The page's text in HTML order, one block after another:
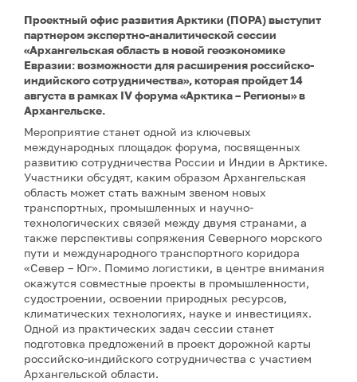
Проектный офис развития Арктики (ПОРА) выступит
партнером экспертно-аналитической сессии
«Архангельская область в новой геоэкономике
Евразии: возможности для расширения российско-
индийского сотрудничества», которая пройдет 14
августа в рамках IV форума «Арктика – Регионы» в
Архангельске.
Мероприятие станет одной из ключевых
международных площадок форума, посвященных
развитию сотрудничества России и Индии в Арктике.
Участники обсудят, каким образом Архангельская
область может стать важным звеном новых
транспортных, промышленных и научно-
технологических связей между двумя странами, а
также перспективы сопряжения Северного морского
пути и международного транспортного коридора
«Север – Юг». Помимо логистики, в центре внимания
окажутся совместные проекты в промышленности,
судостроении, освоении природных ресурсов,
климатических технологиях, науке и инвестициях.
Одной из практических задач сессии станет
подготовка предложений в проект дорожной карты
российско-индийского сотрудничества с участием
Архангельской области.